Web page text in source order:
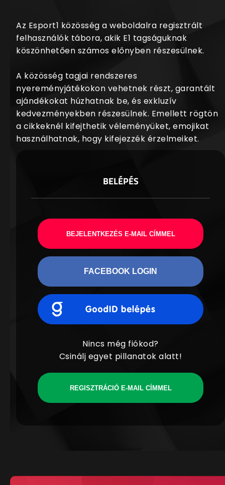
Az Esport1 közösség a weboldalra regisztrált
felhasználók tábora, akik E1 tagságuknak
köszönhetően számos előnyben részesülnek.
A közösség tagjai rendszeres
nyereményjátékokon vehetnek részt, garantált
ajándékokat húzhatnak be, és exkluzív
kedvezményekben részesülnek. Emellett rögtön
a cikkeknél kifejthetik véleményüket, emojikat
használhatnak, hogy kifejezzék érzelmeiket.
BELÉPÉS
BEJELENTKEZÉS E-MAIL CÍMMEL
FACEBOOK LOGIN
Nincs még fiókod?
Csinálj egyet pillanatok alatt!
REGISZTRÁCIÓ E-MAIL CÍMMEL